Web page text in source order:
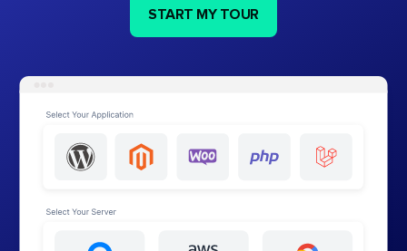
START MY TOUR